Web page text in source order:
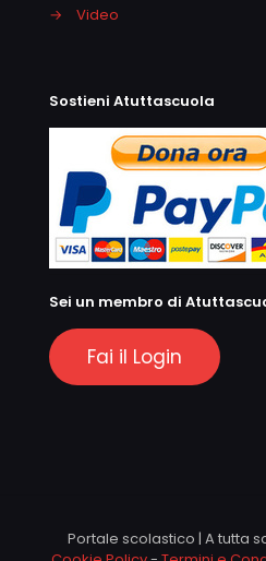
→
Video
Sostieni Atuttascuola
Sei un membro di
Fai il Login
Portale scolastico | A tutta